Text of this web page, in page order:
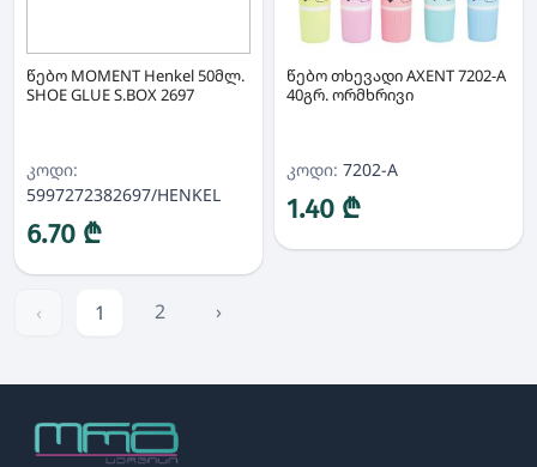
წებო MOMENT Henkel 50მლ.
SHOE GLUE S.BOX 2697
კოდი:
5997272382697/HENKEL
6.70 ₾
წებო თხევადი AXENT 7202-A
40გრ. ორმხრივი
კოდი: 7202-A
1.40 ₾
‹ 1 2 ›